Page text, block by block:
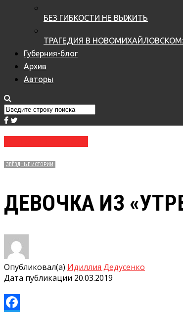
БЕЗ ГИБКОСТИ НЕ ВЫЖИТЬ
ТРАГЕДИЯ В
Губерния-блог
Архив
Авторы
ЗВЁЗДНЫЕ ИСТОРИИ
ДЕВОЧКА ИЗ
Опубликовал(а) Идиллия Дедусенко
Дата публикации 20.03.2019